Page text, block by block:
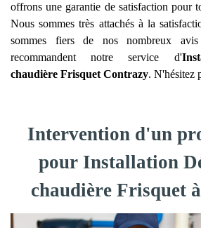
offrons une garantie de satisfaction pour
Nous sommes très attachés à la
sommes fiers de nos nombreux
recommandent notre service d'
chaudière Frisquet Contrazy. N'hésitez
Intervention d'un
pour Installation
chaudière Frisquet